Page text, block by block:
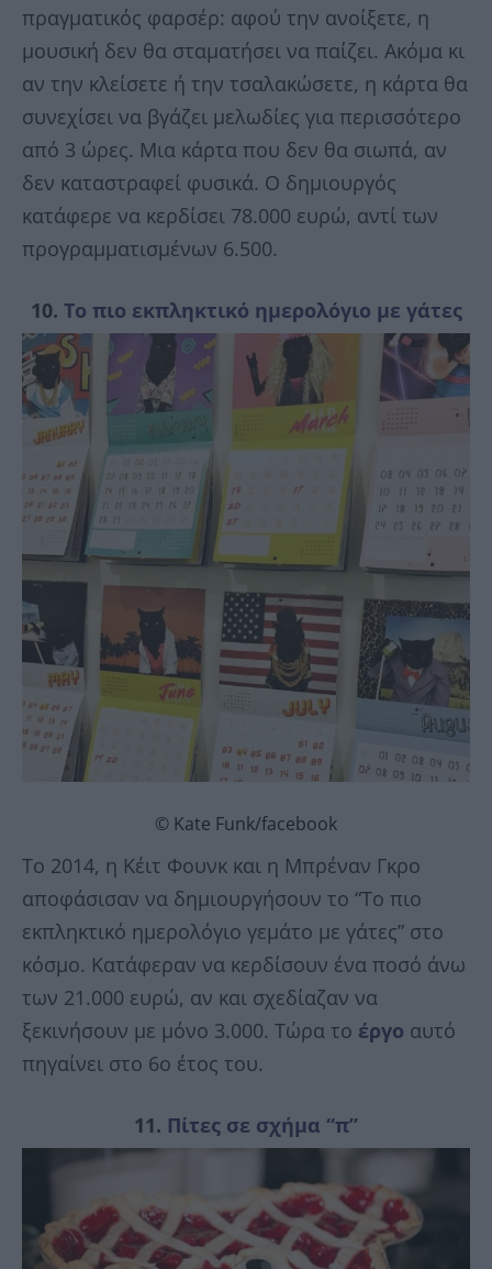
πραγματικός φαρσέρ: αφού την ανοίξετε, η
μουσική δεν θα σταματήσει να παίζει. Ακόμα κι
αν την κλείσετε ή την τσαλακώσετε, η κάρτα θα
συνεχίσει να βγάζει μελωδίες για περισσότερο
από 3 ώρες. Μια κάρτα που δεν θα σιωπά, αν
δεν καταστραφεί φυσικά. Ο δημιουργός
κατάφερε να κερδίσει 78.000 ευρώ, αντί των
προγραμματισμένων 6.500.
10. Το πιο εκπληκτικό ημερολόγιο με γάτες
© Kate Funk/facebook
Το 2014, η Κέιτ Φουνκ και η Μπρέναν Γκρο
αποφάσισαν να δημιουργήσουν το “Το πιο
εκπληκτικό ημερολόγιο γεμάτο με γάτες” στο
κόσμο. Κατάφεραν να κερδίσουν ένα ποσό άνω
των 21.000 ευρώ, αν και σχεδίαζαν να
ξεκινήσουν με μόνο 3.000. Τώρα το έργο αυτό
πηγαίνει στο 6ο έτος του.
11. Πίτες σε σχήμα “π”